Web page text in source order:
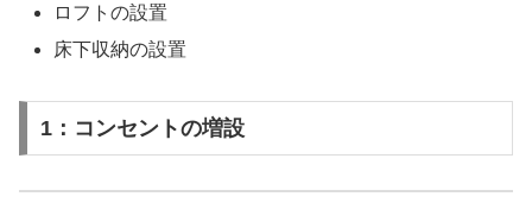
ロフトの設置
床下収納の設置
1：コンセントの増設